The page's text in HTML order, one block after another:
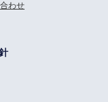
わせ